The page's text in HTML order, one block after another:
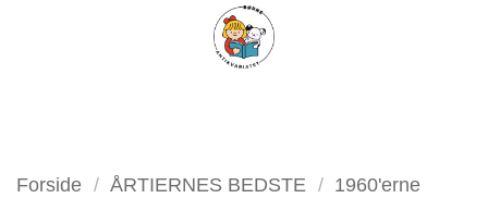
FILTER
Forside / ÅRTIERNES BEDSTE / 1960'erne